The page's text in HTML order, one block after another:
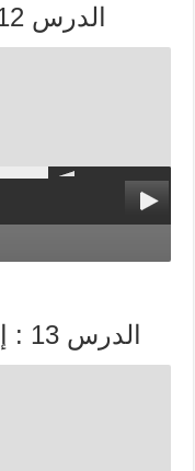
الدرس 12 : النزول والمعية والقرب
الدرس 13 : إثبات رؤية المؤمنين لربهم